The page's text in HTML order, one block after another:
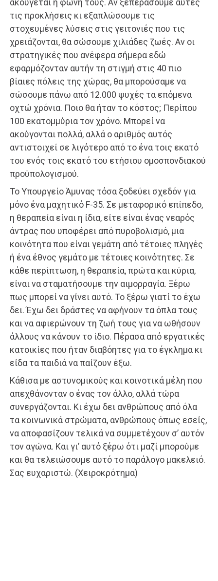
ακούγεται η φωνή τους. Αν ξεπεράσουμε αυτές
τις προκλήσεις κι εξαπλώσουμε τις
στοχευμένες λύσεις στις γειτονιές που τις
χρειάζονται, θα σώσουμε χιλιάδες ζωές. Αν οι
στρατηγικές που ανέφερα σήμερα εδώ
εφαρμόζονταν αυτήν τη στιγμή στις 40 πιο
βίαιες πόλεις της χώρας, θα μπορούσαμε να
σώσουμε πάνω από 12.000 ψυχές τα επόμενα
οχτώ χρόνια. Ποιο θα ήταν το κόστος; Περίπου
100 εκατομμύρια τον χρόνο. Μπορεί να
ακούγονται πολλά, αλλά ο αριθμός αυτός
αντιστοιχεί σε λιγότερο από το ένα τοις εκατό
του ενός τοις εκατό του ετήσιου ομοσπονδιακού
προϋπολογισμού.
Το Υπουργείο Άμυνας τόσα ξοδεύει σχεδόν για
μόνο ένα μαχητικό F-35. Σε μεταφορικό επίπεδο,
η θεραπεία είναι η ίδια, είτε είναι ένας νεαρός
άντρας που υποφέρει από πυροβολισμό, μια
κοινότητα που είναι γεμάτη από τέτοιες πληγές
ή ένα έθνος γεμάτο με τέτοιες κοινότητες. Σε
κάθε περίπτωση, η θεραπεία, πρώτα και κύρια,
είναι να σταματήσουμε την αιμορραγία. Ξέρω
πως μπορεί να γίνει αυτό. Το ξέρω γιατί το έχω
δει. Έχω δει δράστες να αφήνουν τα όπλα τους
και να αφιερώνουν τη ζωή τους για να ωθήσουν
άλλους να κάνουν το ίδιο. Πέρασα από εργατικές
κατοικίες που ήταν διαβόητες για το έγκλημα κι
είδα τα παιδιά να παίζουν έξω.
Κάθισα με αστυνομικούς και κοινοτικά μέλη που
απεχθάνονταν ο ένας τον άλλο, αλλά τώρα
συνεργάζονται. Κι έχω δει ανθρώπους από όλα
τα κοινωνικά στρώματα, ανθρώπους όπως εσείς,
να αποφασίζουν τελικά να συμμετέχουν σ’ αυτόν
τον αγώνα. Kαι γι’ αυτό ξέρω ότι μαζί μπορούμε
και θα τελειώσουμε αυτό το παράλογο μακελειό.
Σας ευχαριστώ. (Χειροκρότημα)